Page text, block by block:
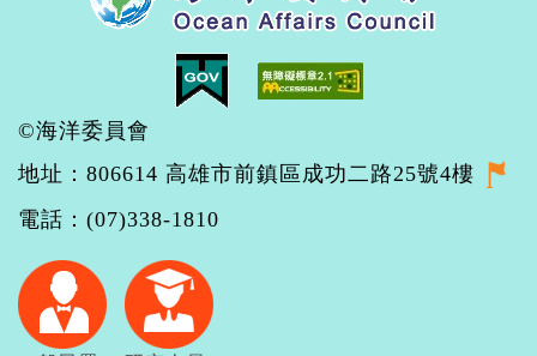
©海洋委員會
地址：806614 高雄市前鎮區成功二路25號4樓
電話：(07)338-1810